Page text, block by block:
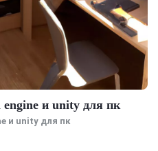
engine и unity для пк
и unity для пк